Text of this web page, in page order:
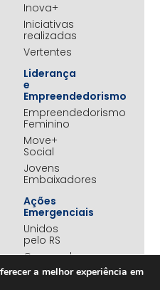
Inova+
Iniciativas
realizadas
Vertentes
Liderança
e
Empreendedorismo
Empreendedorismo
Feminino
Move+
Social
Jovens
Embaixadores
Ações
Emergenciais
Unidos
pelo RS
Campanha
Yanomami
a melhor experiência em